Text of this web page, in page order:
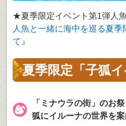
★夏季限定イベント第1弾人
人魚と一緒に海中を巡る夏
て 』
夏季限定「子狐
「ミナウラの街」のお
狐にイルーナの世界を